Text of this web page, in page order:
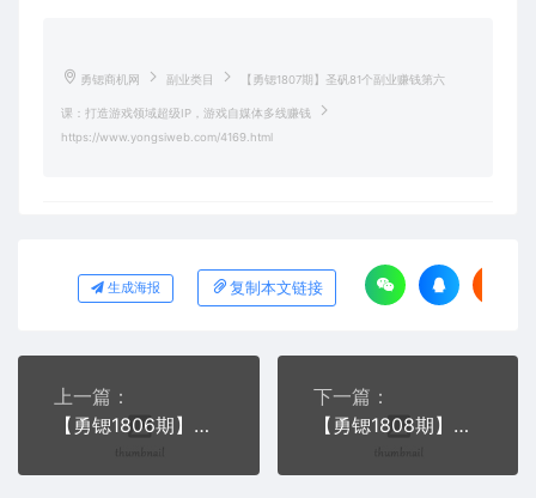
勇锶商机网 副业类目 【勇锶1807期】圣矾81个副业赚钱第六
课：打造游戏领域超级IP，游戏自媒体多线赚钱
https://www.yongsiweb.com/4169.html
生成海报 复制本文链接
上一篇：
【勇锶1806期】圣矾81个副业赚钱第十课：全网影视会员vip，老产品新玩法月入过万
下一篇：
【勇锶1808期】圣矾81个副业赚钱第七课：线上结合线下操作金融cpa，高单价月赚万元